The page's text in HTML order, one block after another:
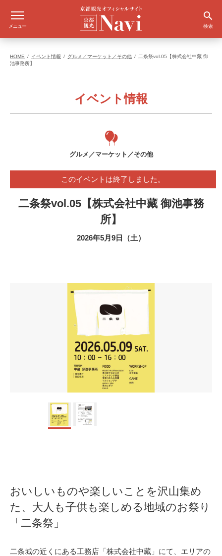
メニュー 検索
HOME イベント情報 グルメ／マーケット／その他
二条祭vol.05【株式会社中藏 御
池事務所】
イベント情報
グルメ／マーケット／その他
このイベントは終了しました。
二条祭vol.05【株式会社中藏 御池事務
所】
2026年5月9日（土）
おいしいものや楽しいことを沢山集め
た、大人も子供も楽しめる地域のお祭り
「二条祭」
二条城の近くにある工務店「株式会社中藏」にて、エリアの